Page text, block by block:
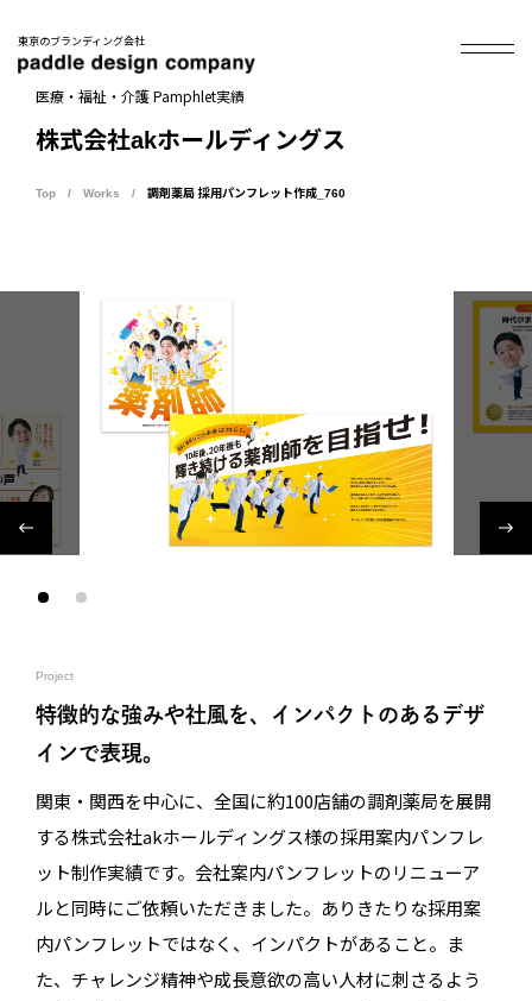
東京のブランディング会社
医療・福祉・介護 Pamphlet実績
株式会社akホールディングス
Top Works 調剤薬局 採用パンフレット作成_760
Project
特徴的な強みや社風を、インパクトのあるデザ
インで表現。
関東・関西を中心に、全国に約100店舗の調剤薬局を展開
する株式会社akホールディングス様の採用案内パンフレ
ット制作実績です。会社案内パンフレットのリニューア
ルと同時にご依頼いただきました。ありきたりな採用案
内パンフレットではなく、インパクトがあること。ま
た、チャレンジ精神や成長意欲の高い人材に刺さるよう